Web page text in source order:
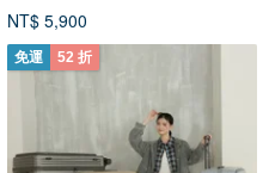
NT$ 5,900
免運 52 折